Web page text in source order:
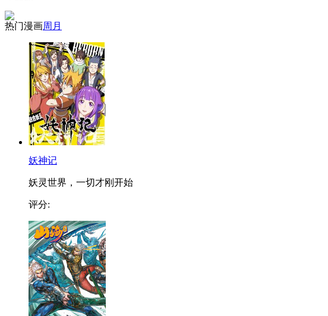
热门漫画周 月
妖神记
妖灵世界，一切才刚开始
评分: